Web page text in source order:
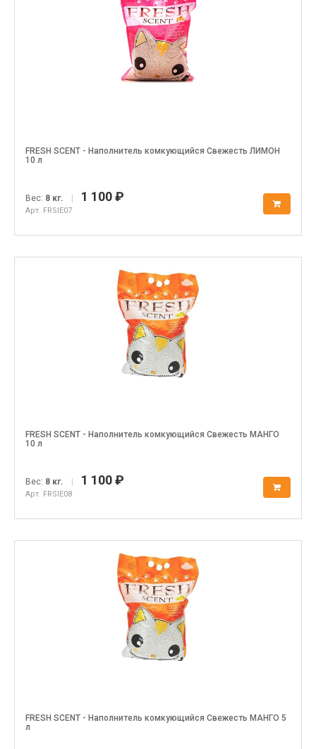
FRESH SCENT - Наполнитель комкующийся Свежесть ЛИМОН
10 л
Вес: 8 кг. | 1 100 ₽
Арт. FRSIE07
FRESH SCENT - Наполнитель комкующийся Свежесть МАНГО
10 л
Вес: 8 кг. | 1 100 ₽
Арт. FRSIE08
FRESH SCENT - Наполнитель комкующийся Свежесть МАНГО 5
л